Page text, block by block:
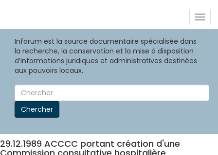
Inforum est la source documentaire spécialisée dans
la recherche, la conservation et la mise à disposition
d’informations juridiques et administratives destinées
aux pouvoirs locaux.
Chercher
29.12.1989 ACCCC portant création d'une